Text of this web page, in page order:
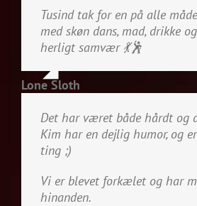
Tusind tak for en på alle
med skøn dans, mad, drikke
herligt samvær 💃🕺
Lone Sloth
Det har været både hårdt og
Kim har en dejlig humor, og
ting ;)
Vi er blevet forkælet og har
hinanden.